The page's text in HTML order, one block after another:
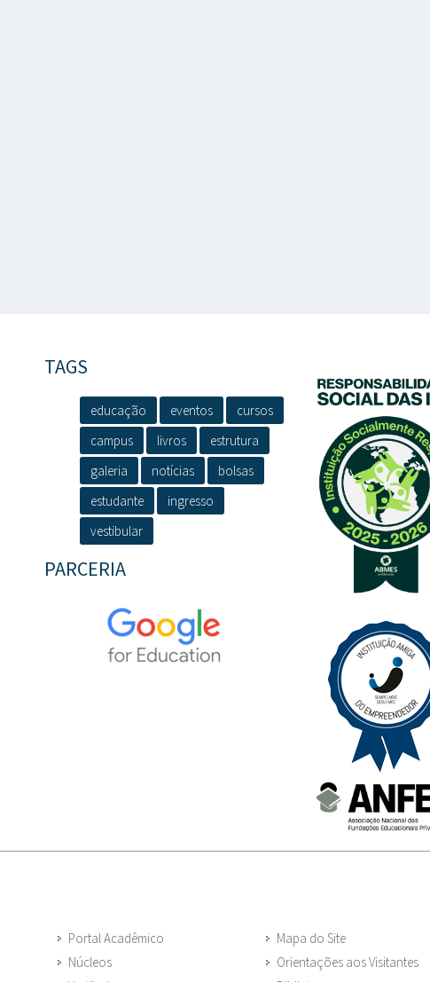
TAGS
educação eventos
cursos
campus
livros
estrutura
galeria
notícias
bolsas
estudante
ingresso
vestibular
PARCERIA
Portal Acadêmico
Núcleos
Mapa do Site
Orientações aos Visitantes